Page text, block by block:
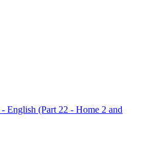
English (Part 22 - Home 2 and